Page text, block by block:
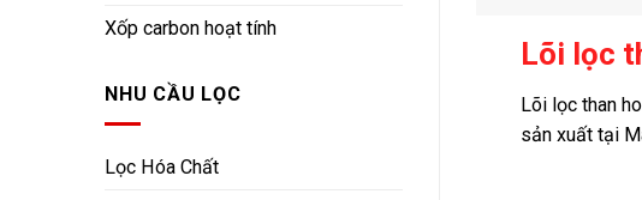
Xốp carbon hoạt tính
NHU CẦU LỌC
Lọc Hóa Chất
Lõi lọc
Lõi lọc than
sản xuất tại